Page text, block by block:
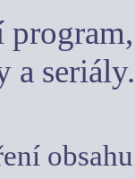
a seriály.